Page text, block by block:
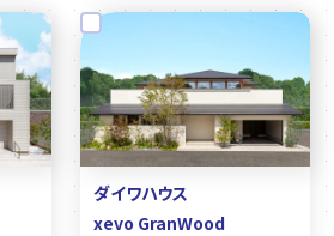
ダイワハウス
xevo GranWood